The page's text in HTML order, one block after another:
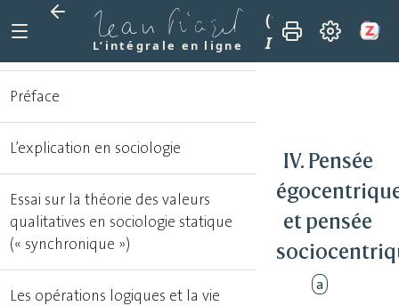
L’intégrale en ligne
(1977)
Études
IV. Pensée
IV. Pensée
et pensée
a
Préface
L’explication en sociologie
Essai sur la théorie des valeurs
qualitatives en sociologie statique
(« synchronique »)
Les opérations logiques et la vie